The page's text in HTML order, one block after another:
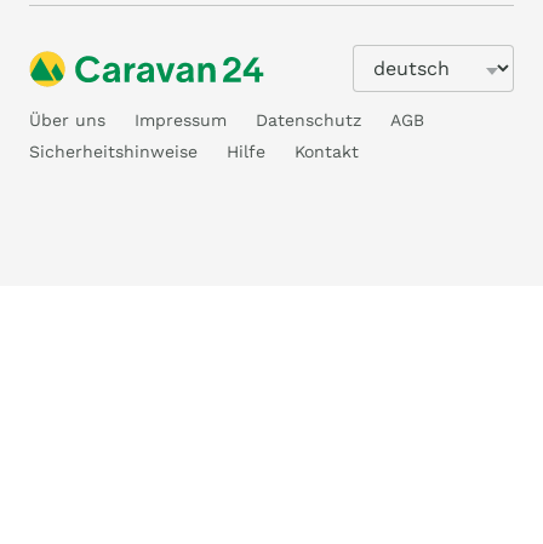
Über uns Impressum Datenschutz
AGB
Sicherheitshinweise
Hilfe Kontakt